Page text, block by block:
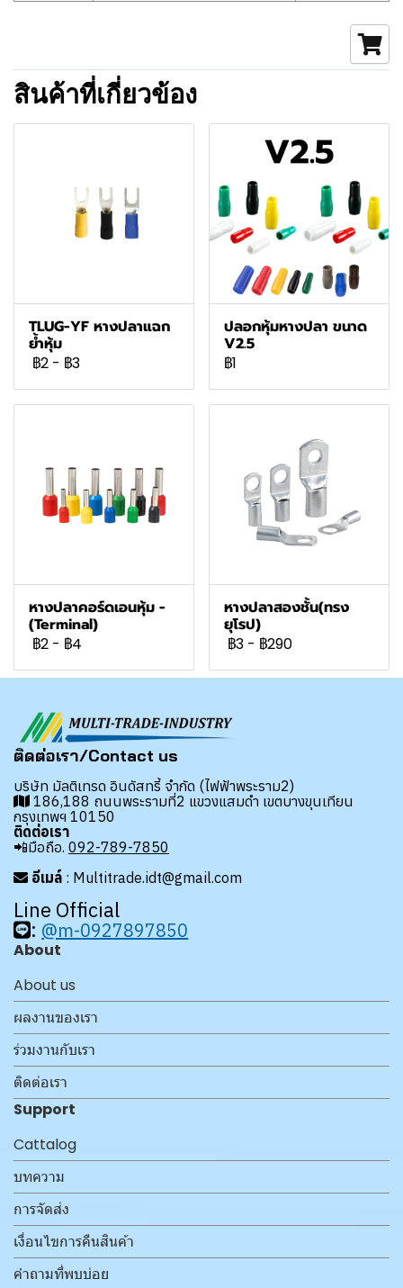
สินค้าที่เกี่ยวข้อง
TLUG-YF หางปลาแฉก
ย้ำหุ้ม
฿2 - ฿3
ปลอกหุ้มหางปลา ขนาด
V2.5
฿1
หางปลาคอร์ดเอนหุ้ม -
(Terminal)
฿2 - ฿4
หางปลาสองชั้น(ทรง
ยุโรป)
฿3 - ฿290
ติดต่อเรา/Contact us
บริษัท มัลติเทรด อินดัสทรี้ จำกัด (ไฟฟ้าพระราม2)
186,188 ถนนพระรามที่2 แขวงแสมดำ เขตบางขุนเทียน
กรุงเทพฯ 10150
ติดต่อเรา
📲มือถือ. 092-789-7850
อีเมล์ : Multitrade.idt@gmail.com
Line Official
: @m-0927897850
About
About us
ผลงานของเรา
ร่วมงานกับเรา
ติดต่อเรา
Support
Cattalog
บทความ
การจัดส่ง
เงื่อนไขการคืนสินค้า
คำถามที่พบบ่อย